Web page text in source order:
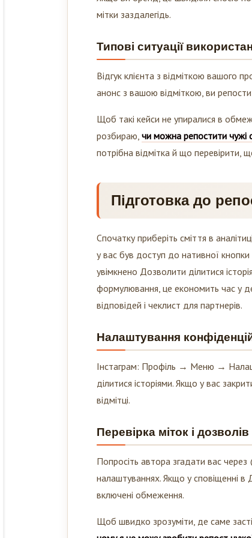
мітки заздалегідь.
Типові ситуації
Відгук клієнта з відміткою вашого
анонс з вашою відміткою, ви
Щоб такі кейси не упиралися в
розбираю, чи можна репостити чужі
потрібна відмітка й що перевірити,
Підготовка до
Спочатку приберіть сміття в
у вас був доступ до нативної кнопки
увімкнено Дозволити ділитися
формулювання, це економить час у
відповідей і чеклист для партнерів.
Налаштування
Інстаграм: Профіль → Меню →
ділитися історіями. Якщо у вас
відмітці.
Перевірка міток і дозволів
Попросіть автора згадати вас через
налаштуваннях. Якщо у сповіщенні в
включені обмеження.
Щоб швидко зрозуміти, де саме